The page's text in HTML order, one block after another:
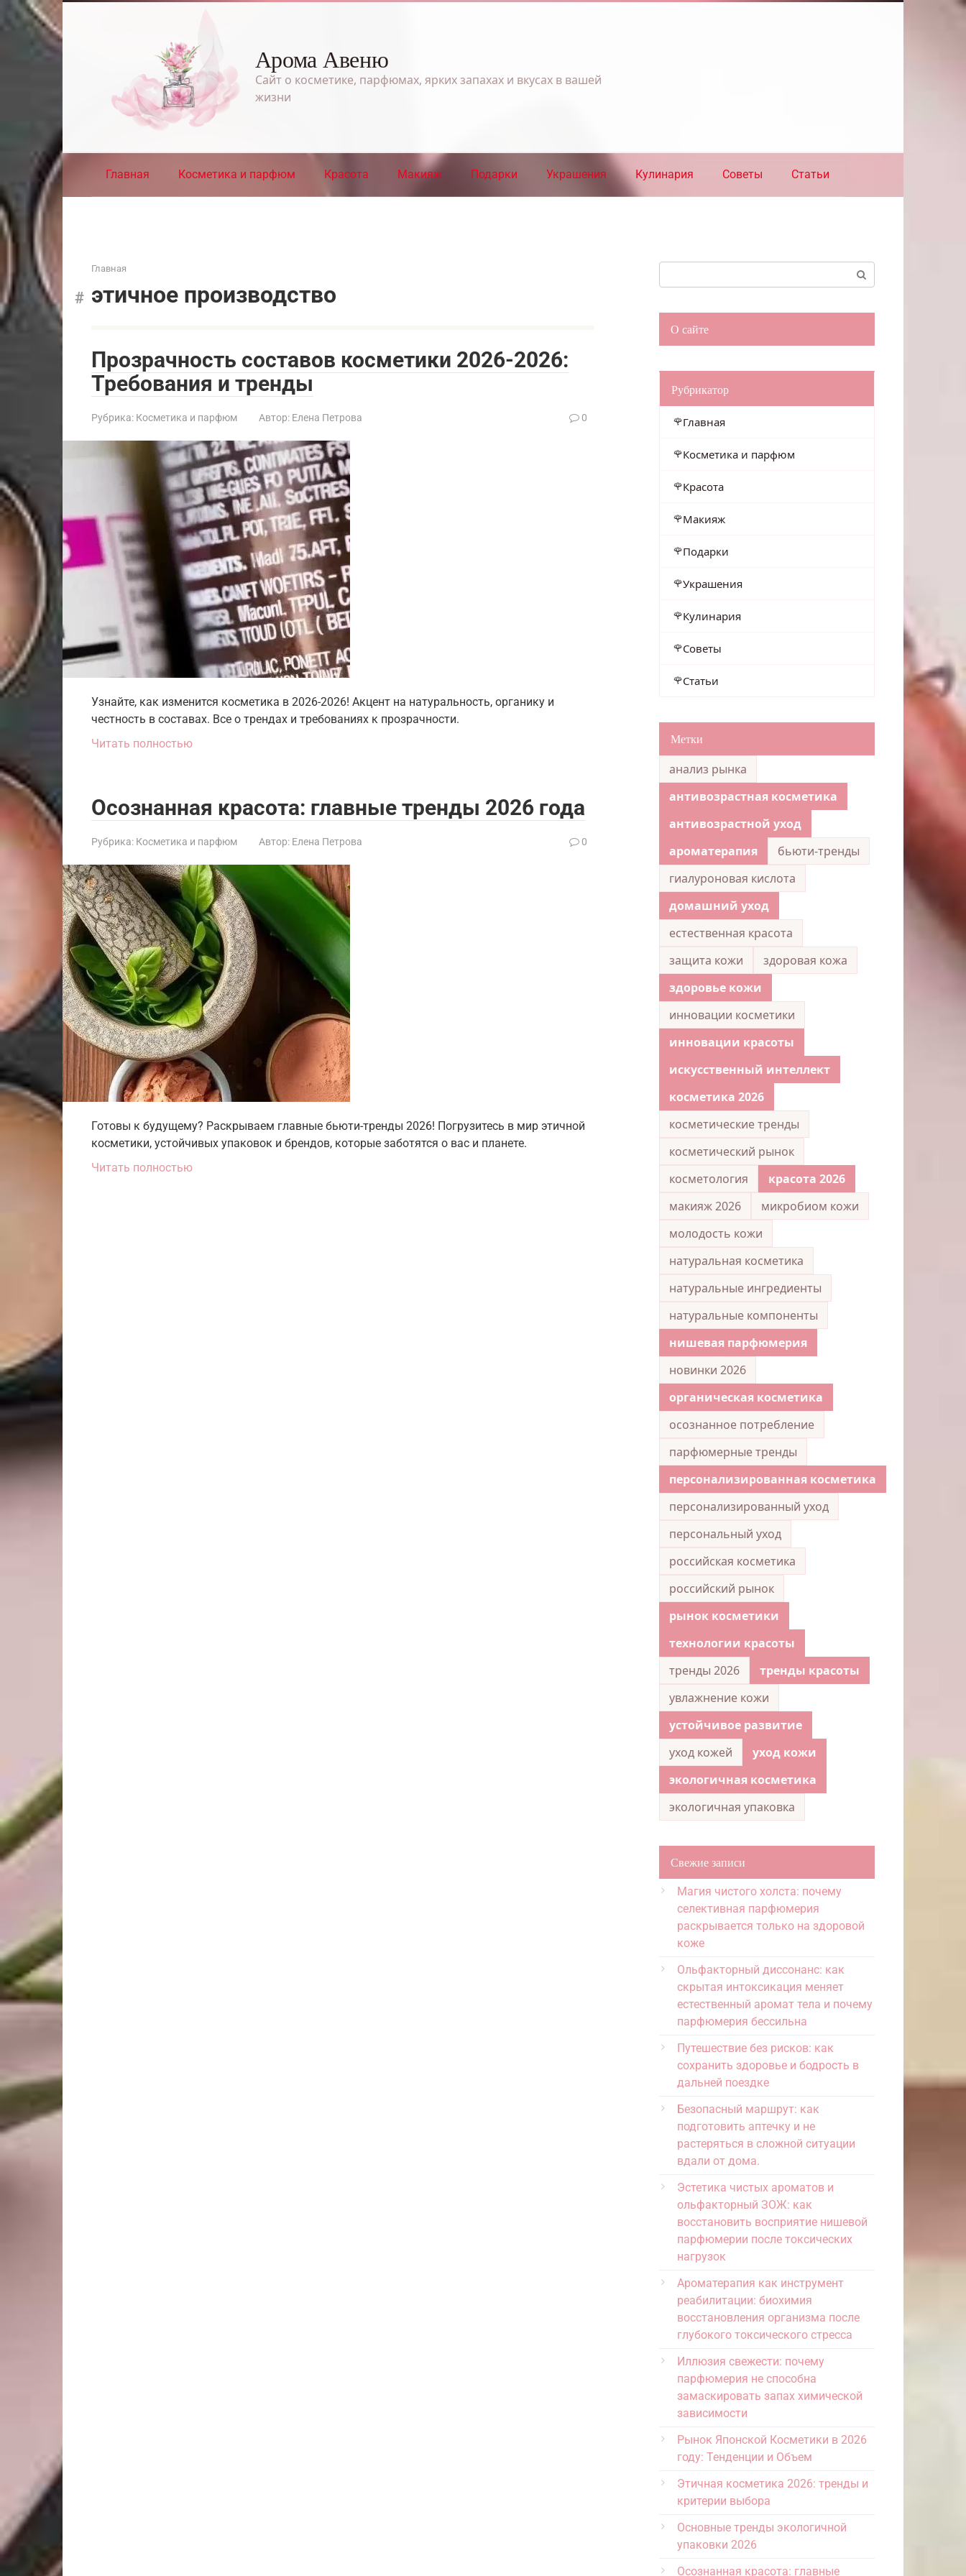
Перейти
к
контенту
Арома Авеню
Сайт о косметике, парфюмах, ярких запахах и вкусах в вашей
жизни
Главная Косметика и парфюм Красота Макияж Подарки Украшения Кулинария Советы Статьи
Главная
этичное производство
Прозрачность составов косметики 2026-2026:
Требования и тренды
Рубрика: Косметика и парфюм Автор: Елена Петрова 0
Узнайте, как изменится косметика в 2026-2026! Акцент на натуральность, органику и
честность в составах. Все о трендах и требованиях к прозрачности.
Читать полностью
Осознанная красота: главные тренды 2026 года
Рубрика: Косметика и парфюм Автор: Елена Петрова 0
Готовы к будущему? Раскрываем главные бьюти-тренды 2026! Погрузитесь в мир этичной
косметики, устойчивых упаковок и брендов, которые заботятся о вас и планете.
Читать полностью
О сайте
Рубрикатор
Главная
Косметика и парфюм
Красота
Макияж
Подарки
Украшения
Кулинария
Советы
Статьи
Метки
анализ рынка
антивозрастная косметика
антивозрастной уход
ароматерапия
бьюти-тренды
гиалуроновая кислота
домашний уход
естественная красота
защита кожи
здоровая кожа
здоровье кожи
инновации косметики
инновации красоты
искусственный интеллект
косметика 2026
косметические тренды
косметический рынок
косметология
красота 2026
макияж 2026
микробиом кожи
молодость кожи
натуральная косметика
натуральные ингредиенты
натуральные компоненты
нишевая парфюмерия
новинки 2026
органическая косметика
осознанное потребление
парфюмерные тренды
персонализированная косметика
персонализированный уход
персональный уход
российская косметика
российский рынок
рынок косметики
технологии красоты
тренды 2026
тренды красоты
увлажнение кожи
устойчивое развитие
уход кожей
уход кожи
экологичная косметика
экологичная упаковка
Свежие записи
Магия чистого холста: почему
селективная парфюмерия
раскрывается только на здоровой
коже
Ольфакторный диссонанс: как
скрытая интоксикация меняет
естественный аромат тела и почему
парфюмерия бессильна
Путешествие без рисков: как
сохранить здоровье и бодрость в
дальней поездке
Безопасный маршрут: как
подготовить аптечку и не
растеряться в сложной ситуации
вдали от дома.
Эстетика чистых ароматов и
ольфакторный ЗОЖ: как
восстановить восприятие нишевой
парфюмерии после токсических
нагрузок
Ароматерапия как инструмент
реабилитации: биохимия
восстановления организма после
глубокого токсического стресса
Иллюзия свежести: почему
парфюмерия не способна
замаскировать запах химической
зависимости
Рынок Японской Косметики в 2026
году: Тенденции и Объем
Этичная косметика 2026: тренды и
критерии выбора
Основные тренды экологичной
упаковки 2026
Осознанная красота: главные